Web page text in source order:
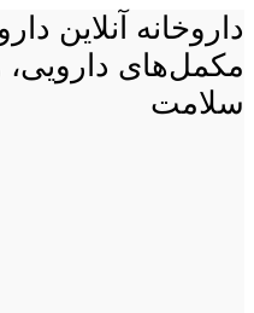
داروخانه آنلاین
مکمل‌های دارویی،
سلامت